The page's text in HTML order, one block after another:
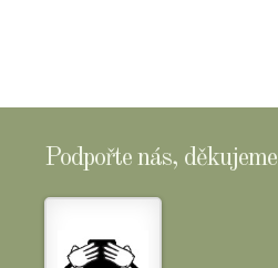
Podpořte nás, děkujeme